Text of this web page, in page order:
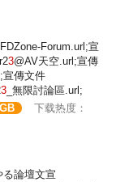
Forum.url;宣
3@AV天空.url;宣傳
宣傳文件
3 _無限討論區.url;
下载热度：
論壇文宣